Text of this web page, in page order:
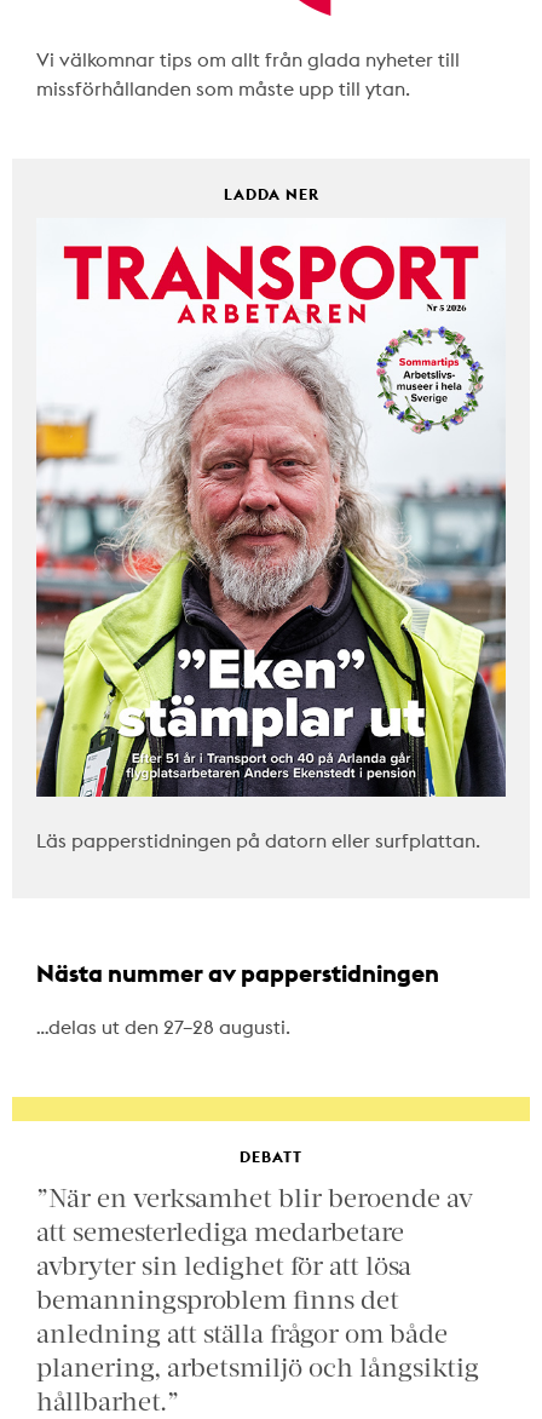
Vi välkomnar tips om allt från glada nyheter till
missförhållanden som måste upp till ytan.
LADDA NER
Läs papperstidningen på datorn eller surfplattan.
Nästa nummer av papperstidningen
…delas ut den 27–28 augusti.
DEBATT
”När en verksamhet blir beroende av
att semesterlediga medarbetare
avbryter sin ledighet för att lösa
bemanningsproblem finns det
anledning att ställa frågor om både
planering, arbetsmiljö och långsiktig
hållbarhet.”